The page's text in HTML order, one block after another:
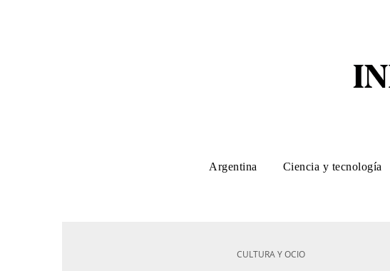
Argentina Ciencia y tecnología
CULTURA Y OCIO